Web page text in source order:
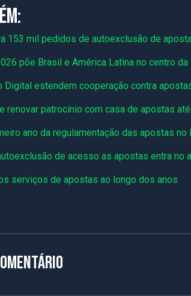
153 mil pedidos de autoexclusão de
põe Brasil e América Latina no centro
Digital estendem cooperação contra
renovar patrocínio com casa de apostas
ano da regulamentação das apostas no
de acesso as apostas entra no
serviços de apostas ao longo dos anos